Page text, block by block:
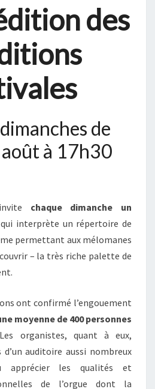
des
de
à 17h30
chaque dimanche un
interprète un répertoire de
permettant aux mélomanes
– la très riche palette de
ont confirmé l’engouement
moyenne de 400 personnes
organistes, quant à eux,
auditoire aussi nombreux
apprécier les qualités et
de l’orgue dont la